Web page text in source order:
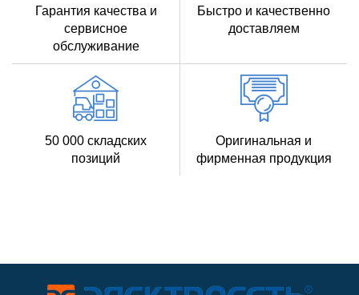
Гарантия качества и
сервисное
обслуживание
Быстро и качественно
доставляем
50 000 складских
позиций
Оригинальная и
фирменная продукция